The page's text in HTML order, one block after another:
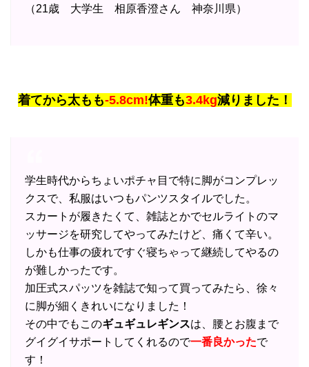
（21歳 大学生 相原香澄さん 神奈川県）
着てから太もも-5.8cm!体重も3.4kg減りました！
学生時代からちょいポチャ目で特に脚がコンプレッ
クスで、私服はいつもパンツスタイルでした。
スカートが履きたくて、雑誌とかでセルライトのマ
ッサージを研究してやってみたけど、痛くて辛い。
しかも仕事の疲れですぐ寝ちゃって継続してやるの
が難しかったです。
加圧式スパッツを雑誌で知って買ってみたら、徐々
に脚が細くきれいになりました！
その中でもこのギュギュレギンスは、腰とお腹まで
グイグイサポートしてくれるので一番良かったで
す！